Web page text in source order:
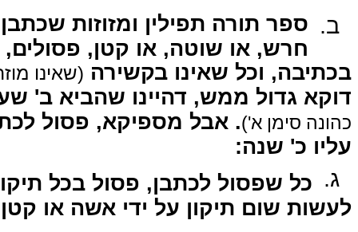
ב. ספר תורה תפילין ומזוזות
חרש, או שוטה, או קטן, פסולים,
בכתיבה, וכל שאינו בקשירה (שאינו
דוקא גדול ממש, דהיינו שהביא ב'
כהונה סימן א'). אבל מספיקא, פסול
עליו כ' שנה:
ג. כל שפסול לכתבן, פסול בכל
לעשות שום תיקון על ידי אשה או